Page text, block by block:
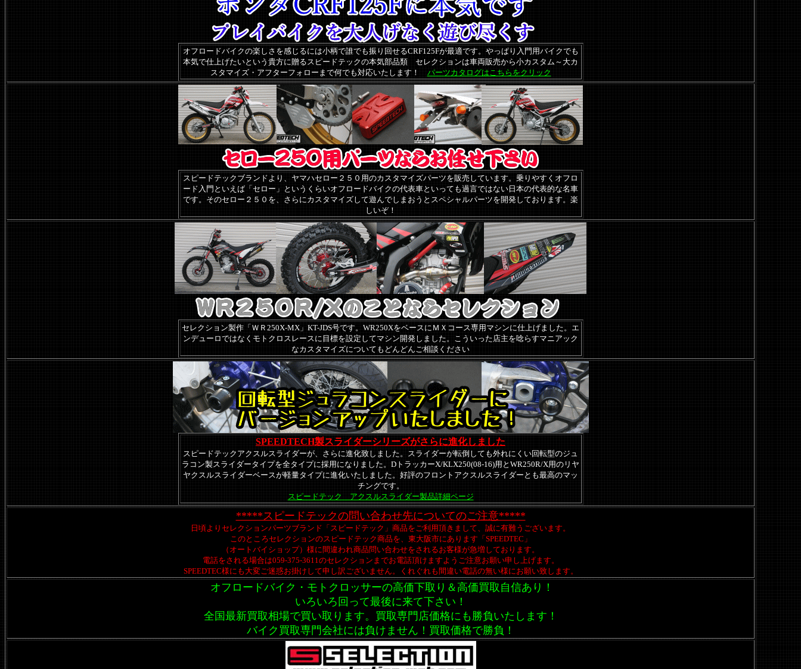
オフロードバイクの楽しさを感じるには小柄で誰でも振り回せるCRF125Fが最適です。やっぱり入門用バイクでも
本気で仕上げたいという貴方に贈るスピードテックの本気部品類 セレクションは車両販売から小カスタム～大カ
スタマイズ・アフターフォローまで何でも対応いたします！ パーツカタログはこちらをクリック
スピードテックブランドより、ヤマハセロー２５０用のカスタマイズパーツを販売しています。乗りやすくオフロ
ード入門といえば「セロー」というくらいオフロードバイクの代表車といっても過言ではない日本の代表的な名車
です。そのセロー２５０を、さらにカスタマイズして遊んでしまおうとスペシャルパーツを開発しております。楽
しいぞ！
セレクション製作「ＷＲ250X-MX」KT-JDS号です。WR250XをベースにＭＸコース専用マシンに仕上げました。エ
ンデューロではなくモトクロスレースに目標を設定してマシン開発しました。こういった店主を唸らすマニアック
なカスタマイズについてもどんどんご相談ください
SPEEDTECH製スライダーシリーズがさらに進化しました
スピードテックアクスルスライダーが、さらに進化致しました。スライダーが転倒しても外れにくい回転型のジュ
ラコン製スライダータイプを全タイプに採用になりました。DトラッカーX/KLX250(08-16)用とWR250R/X用のリヤ
ヤクスルスライダーベースが軽量タイプに進化いたしました。好評のフロントアクスルスライダーとも最高のマッ
チングです。
スピードテック アクスルスライダー製品詳細ページ
*****スピードテックの問い合わせ先についてのご注意*****
日頃よりセレクションパーツブランド「スピードテック」商品をご利用頂きまして、誠に有難うございます。
このところセレクションのスピードテック商品を、東大阪市にあります「SPEEDTEC」
（オートバイショップ）様に間違われ商品問い合わせをされるお客様が急増しております。
電話をされる場合は059-375-3611のセレクションまでお電話頂けますようご注意お願い申し上げます。
SPEEDTEC様にも大変ご迷惑お掛けして申し訳ございません。くれぐれも間違い電話の無い様にお願い致します。
オフロードバイク・モトクロッサーの高価下取り＆高価買取自信あり！
いろいろ回って最後に来て下さい！
全国最新買取相場で買い取ります。買取専門店価格にも勝負いたします！
バイク買取専門会社には負けません！買取価格で勝負！